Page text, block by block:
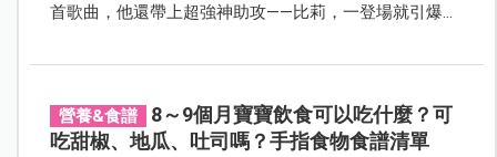
首歌曲，他還帶上超強神助攻——比莉，一登場就引爆全
營養&食譜
8～9個月寶寶飲食可以吃什麼？可
吃甜椒、地瓜、吐司嗎？手指食物食譜清單